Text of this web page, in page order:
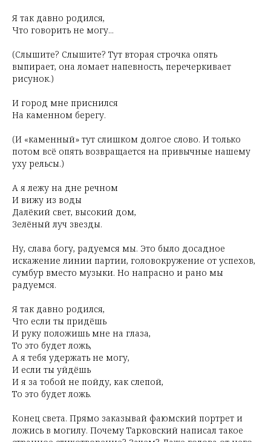
Я так давно родился,
Что говорить не могу...
(Слышите? Слышите? Тут вторая строчка опять
выпирает, она ломает напевность, перечеркивает
рисунок.)
И город мне приснился
На каменном берегу.
(И «каменный» тут слишком долгое слово. И только
потом всё опять возвращается на привычные нашему
уху рельсы.)
А я лежу на дне речном
И вижу из воды
Далёкий свет, высокий дом,
Зелёный луч звезды.
Ну, слава богу, радуемся мы. Это было досадное
искажение линии партии, головокружение от успехов,
сумбур вместо музыки. Но напрасно и рано мы
радуемся.
Я так давно родился,
Что если ты придёшь
И руку положишь мне на глаза,
То это будет ложь,
А я тебя удержать не могу,
И если ты уйдёшь
И я за тобой не пойду, как слепой,
То это будет ложь.
Конец света. Прямо заказывай фаюмский портрет и
ложись в могилу. Почему Тарковский написал такое